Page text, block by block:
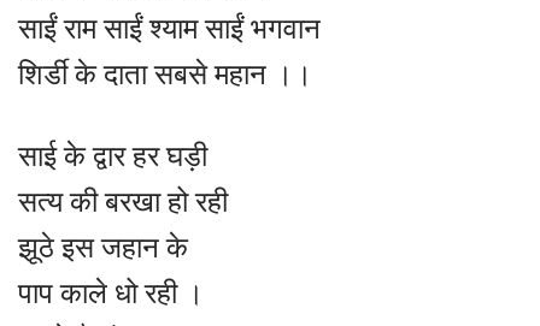
साईं राम साईं श्याम साईं भगवान
शिर्डी के दाता सबसे महान ।।
साई के द्वार हर घड़ी
सत्य की बरखा हो रही
झूठे इस जहान के
पाप काले धो रही ।